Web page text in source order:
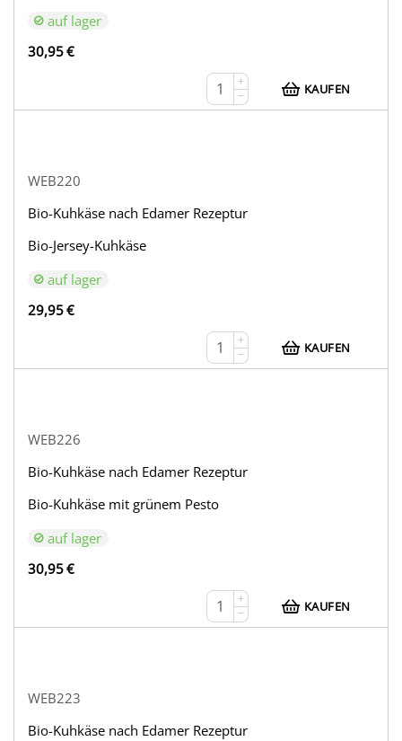
auf lager
30,95€
+
−
KAUFEN
WEB220
Bio-Kuhkäse nach Edamer Rezeptur
Bio-Jersey-Kuhkäse
auf lager
29,95€
+
−
KAUFEN
WEB226
Bio-Kuhkäse nach Edamer Rezeptur
Bio-Kuhkäse mit grünem Pesto
auf lager
30,95€
+
−
KAUFEN
WEB223
Bio-Kuhkäse nach Edamer Rezeptur